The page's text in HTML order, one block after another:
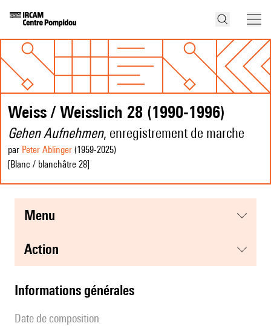
Weiss / Weisslich 28 (1990-1996)
Gehen Aufnehmen, enregistrement de marche
par Peter Ablinger (1959-2025)
[Blanc / blanchâtre 28]
menu
action
informations générales
date de composition